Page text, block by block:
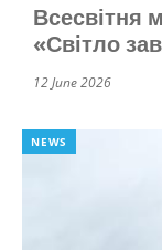
Всесвітня
«Світло
12 June 2026
NEWS